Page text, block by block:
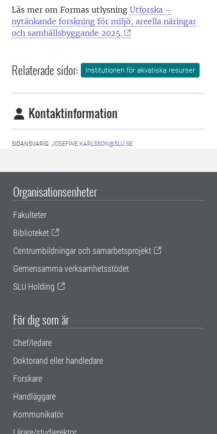
Läs mer om Formas utlysning Utforska –
nytänkande forskning för miljö, areella näringar
och samhällsbyggande 2025.
Relaterade sidor: Institutionen för akvatiska resurser
Kontaktinformation
SIDANSVARIG: JOSEFINE.KARLSSON@SLU.SE
Organisationsenheter
Fakulteter
Biblioteket
Centrumbildningar och samarbetsprojekt
Gemensamma verksamhetsstödet
SLU Holding
För dig som är
Chef/ledare
Doktorand eller handledare
Forskare
Handläggare
Kommunikatör